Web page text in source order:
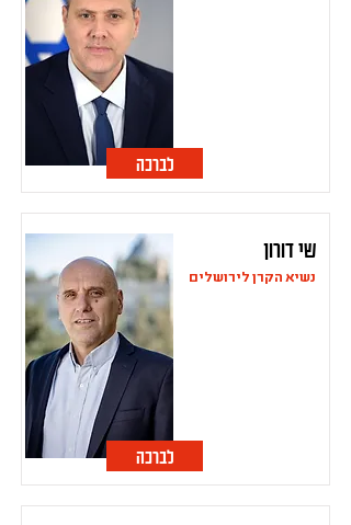
לברכה
לברכה
שי דורון
נשיא הקרן לירושלים